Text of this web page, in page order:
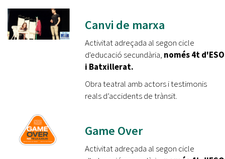
Canvi de marxa
Activitat adreçada al segon cicle
d'educació secundària, només 4t d'ESO
i Batxillerat.
Obra teatral amb actors i testimonis
reals d’accidents de trànsit.
Game Over
Activitat adreçada al segon cicle